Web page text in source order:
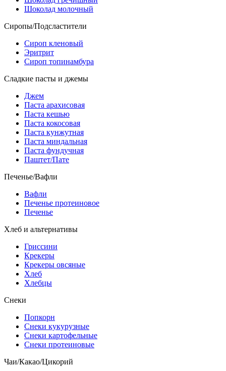
Шоколад молочный
Сиропы/Подсластители
Сироп кленовый
Эритрит
Сироп топинамбура
Сладкие пасты и джемы
Джем
Паста арахисовая
Паста кешью
Паста кокосовая
Паста кунжутная
Паста миндальная
Паста фундучная
Паштет/Пате
Печенье/Вафли
Вафли
Печенье протеиновое
Печенье
Хлеб и альтернативы
Гриссини
Крекеры
Крекеры овсяные
Хлеб
Хлебцы
Снеки
Попкорн
Снеки кукурузные
Снеки картофельные
Снеки протеиновые
Чаи/Какао/Цикорий